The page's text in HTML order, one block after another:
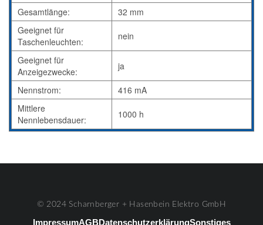
Gesamtlänge:
32 mm
Geeignet für
Taschenleuchten:
nein
Geeignet für
Anzeigezwecke:
ja
Nennstrom:
416 mA
Mittlere
Nennlebensdauer:
1000 h
© 2024 Scharnberger + Hasenbein Elektro GmbH
ImpressumAGBDatenschutzerklärungSonstiges